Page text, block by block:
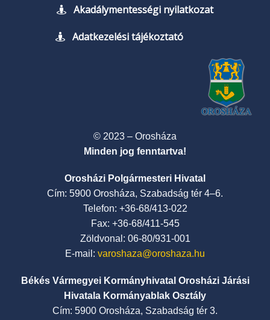
Akadálymentességi nyilatkozat
Adatkezelési tájékoztató
© 2023 – Orosháza
Minden jog fenntartva!
Orosházi Polgármesteri Hivatal
Cím: 5900 Orosháza, Szabadság tér 4–6.
Telefon: +36-68/413-022
Fax: +36-68/411-545
Zöldvonal: 06-80/931-001
E-mail: varoshaza@oroshaza.hu
Békés Vármegyei Kormányhivatal Orosházi Járási
Hivatala Kormányablak Osztály
Cím: 5900 Orosháza, Szabadság tér 3.